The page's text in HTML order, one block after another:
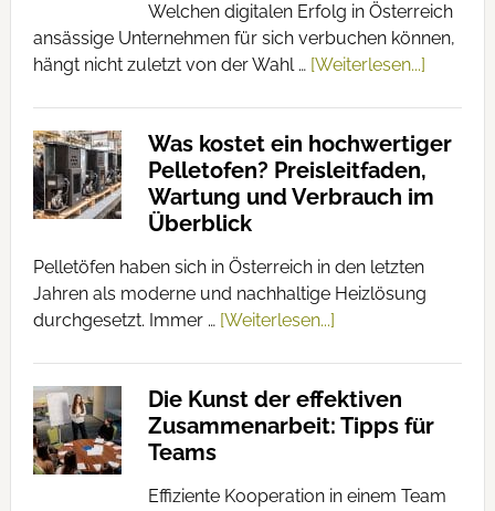
Welchen digitalen Erfolg in Österreich
ansässige Unternehmen für sich verbuchen können,
hängt nicht zuletzt von der Wahl … [Weiterlesen...]
Was kostet ein hochwertiger
Pelletofen? Preisleitfaden,
Wartung und Verbrauch im
Überblick
Pelletöfen haben sich in Österreich in den letzten
Jahren als moderne und nachhaltige Heizlösung
durchgesetzt. Immer … [Weiterlesen...]
Die Kunst der effektiven
Zusammenarbeit: Tipps für
Teams
Effiziente Kooperation in einem Team